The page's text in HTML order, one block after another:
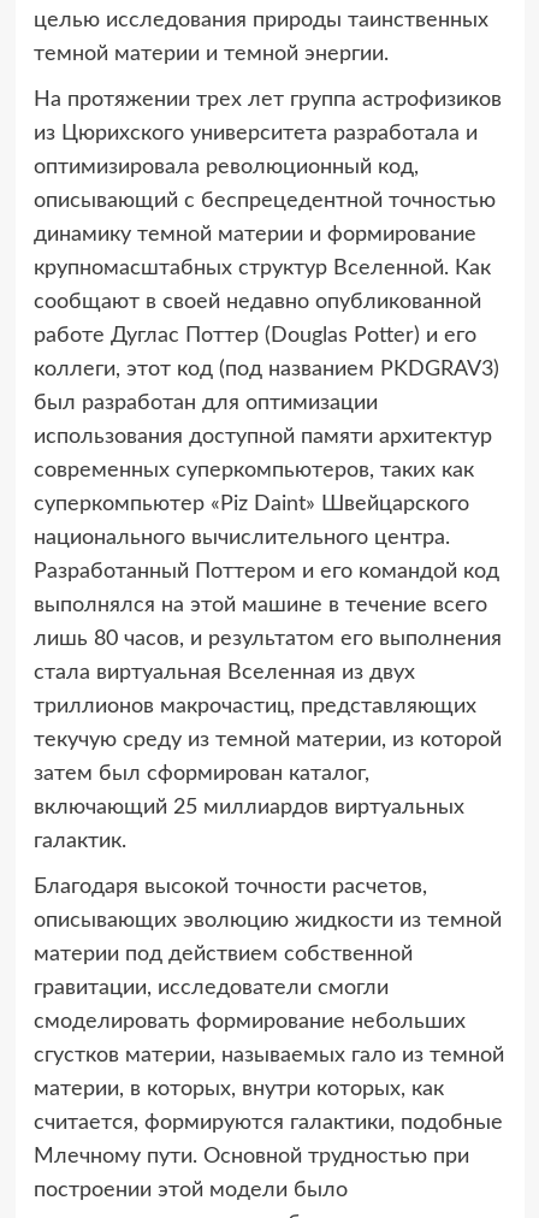
целью исследования природы таинственных
темной материи и темной энергии.
На протяжении трех лет группа астрофизиков
из Цюрихского университета разработала и
оптимизировала революционный код,
описывающий с беспрецедентной точностью
динамику темной материи и формирование
крупномасштабных структур Вселенной. Как
сообщают в своей недавно опубликованной
работе Дуглас Поттер (Douglas Potter) и его
коллеги, этот код (под названием PKDGRAV3)
был разработан для оптимизации
использования доступной памяти архитектур
современных суперкомпьютеров, таких как
суперкомпьютер «Piz Daint» Швейцарского
национального вычислительного центра.
Разработанный Поттером и его командой код
выполнялся на этой машине в течение всего
лишь 80 часов, и результатом его выполнения
стала виртуальная Вселенная из двух
триллионов макрочастиц, представляющих
текучую среду из темной материи, из которой
затем был сформирован каталог,
включающий 25 миллиардов виртуальных
галактик.
Благодаря высокой точности расчетов,
описывающих эволюцию жидкости из темной
материи под действием собственной
гравитации, исследователи смогли
смоделировать формирование небольших
сгустков материи, называемых гало из темной
материи, в которых, внутри которых, как
считается, формируются галактики, подобные
Млечному пути. Основной трудностью при
построении этой модели было